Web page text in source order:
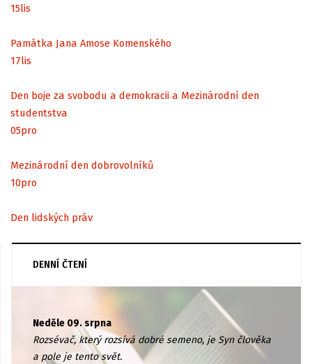
15lis
Památka Jana Amose Komenského
17lis
Den boje za svobodu a demokracii a Mezinárodní den
studentstva
05pro
Mezinárodní den dobrovolníků
10pro
Den lidských práv
DENNÍ ČTENÍ
Neděle 09. srpna
Rozsévač, který rozsívá dobré semeno, je Syn člověka
a pole je tento svět.